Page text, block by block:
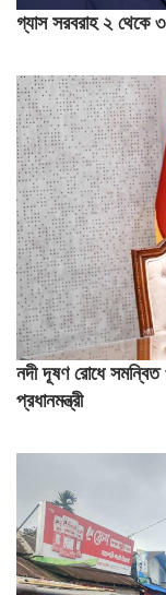
গ্যাস সরবরাহ ২ থেকে ৩
নদী দূষণ রোধে
প্রধানমন্ত্রী